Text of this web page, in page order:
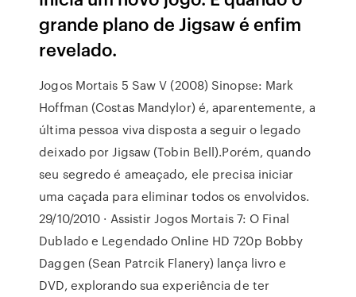
grande plano de Jigsaw é enfim
revelado.
Jogos Mortais 5 Saw V (2008) Sinopse: Mark
Hoffman (Costas Mandylor) é, aparentemente, a
última pessoa viva disposta a seguir o legado
deixado por Jigsaw (Tobin Bell).Porém, quando
seu segredo é ameaçado, ele precisa iniciar
uma caçada para eliminar todos os envolvidos.
29/10/2010 · Assistir Jogos Mortais 7: O Final
Dublado e Legendado Online HD 720p Bobby
Daggen (Sean Patrcik Flanery) lança livro e
DVD, explorando sua experiência de ter